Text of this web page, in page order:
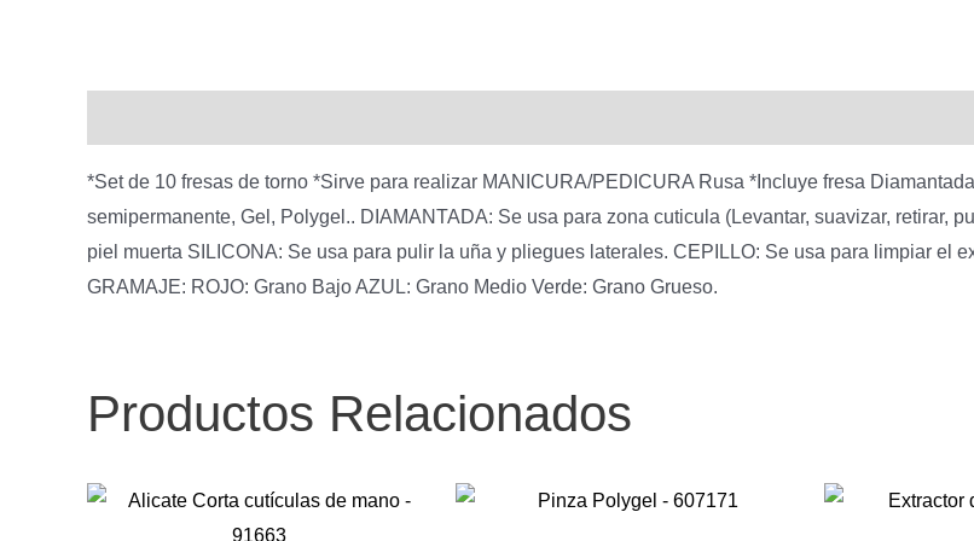
98656
*Set de 10 fresas de torno *Sirve para realizar MANICURA/PEDICURA Rusa *Incluye fresa
semipermanente, Gel, Polygel.. DIAMANTADA: Se usa para zona cuticula (Levantar, suavizar, retirar,
piel muerta SILICONA: Se usa para pulir la uña y pliegues laterales. CEPILLO: Se usa para limpiar el
GRAMAJE: ROJO: Grano Bajo AZUL: Grano Medio Verde: Grano Grueso.
Productos Relacionados